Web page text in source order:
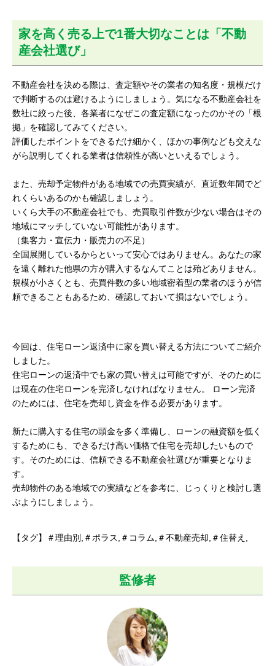
家を高く売る上で1番大切なことは「不動
産会社選び」
不動産会社を決める際は、査定額やその業者の知名度・規模だけ
で判断するのは避けるようにしましょう。気になる不動産会社を
数社に絞った後、各業者になぜこの査定額になったのかその「根
拠」を確認してみてください。
評価したポイントをできるだけ細かく、ほかの事例なども交えな
がら説明してくれる業者は信頼性が高いといえるでしょう。
また、売却予定物件がある地域での売買実績が、直近数年間でど
れくらいあるのかも確認しましょう。
いくら大手の不動産会社でも、売買取引件数が少ない場合はその
地域にマッチしていない可能性があります。
（集客力・宣伝力・販売力の不足）
全国展開しているからといって安心ではありません。あなたの家
を遠く離れた他県の方が購入するなんてことは殆どありません。
規模が小さくとも、売買件数の多い地域密着型の業者のほうが信
頼できることもあるため、確認しておいて損はないでしょう。
今回は、住宅ローン返済中に家を買い替える方法についてご紹介
しました。
住宅ローンの返済中でも家の買い替えは可能ですが、そのために
は現在の住宅ローンを完済しなければなりません。 ローン完済
のためには、住宅を売却し資金を作る必要があります。
新たに購入する住宅の頭金を多く準備し、ローンの融資額を低く
するためにも、できるだけ高い価格で住宅を売却したいもので
す。そのためには、信頼できる不動産会社選びが重要となりま
す。
売却物件のある地域での実績などを参考に、じっくりと検討し選
ぶようにしましょう。
【タグ】＃理由別,＃ポラス,＃コラム,＃不動産売却,＃住替え,
監修者